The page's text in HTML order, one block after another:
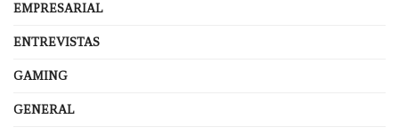
EMPRESARIAL
ENTREVISTAS
GAMING
GENERAL